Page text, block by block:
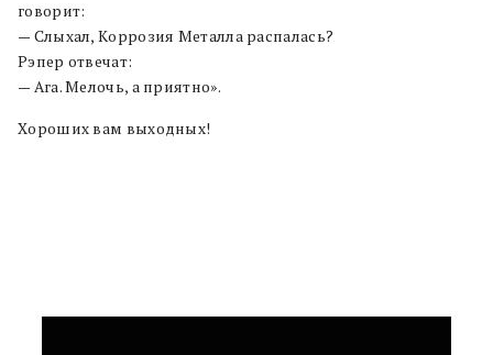
говорит:
— Слыхал, Коррозия Металла распалась?
Рэпер отвечат:
— Ага. Мелочь, а приятно».
Хороших вам выходных!